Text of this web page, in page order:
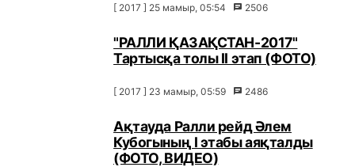
[ 2017 ] 25 мамыр, 05:54 2506
"РАЛЛИ ҚАЗАҚСТАН-2017"
Тартысқа толы ІІ этап (ФОТО)
[ 2017 ] 23 мамыр, 05:59 2486
Ақтауда Ралли рейд Әлем
Кубогының I этабы аяқталды
(ФОТО, ВИДЕО)